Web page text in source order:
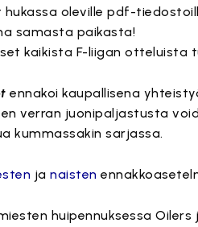
oleville pdf-
samasta paikasta!
kaikista F-liigan otteluista
ennakoi kaupallisena
verran juonipaljastusta
kummassakin sarjassa.
janaisten
huipennuksessa